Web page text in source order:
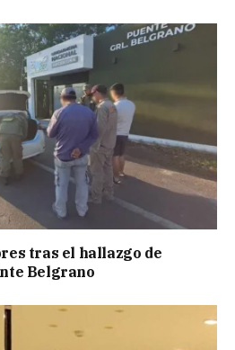
tras el hallazgo de
Belgrano